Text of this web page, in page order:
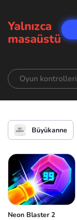
Yalnızca
masaüstü
Oyun kontrolleri
Gitmek
Yandan görünüm
Koşmak
Büyükanne
Neon Blaster 2